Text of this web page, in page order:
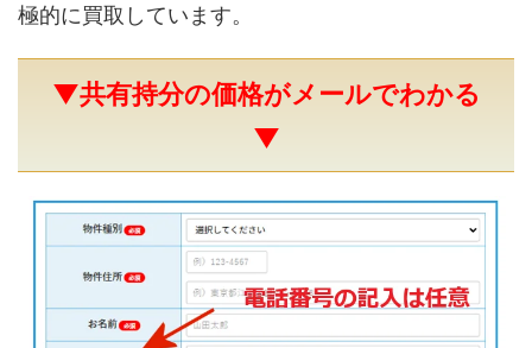
極的に買取しています。
▼共有持分の価格がメールでわかる
▼